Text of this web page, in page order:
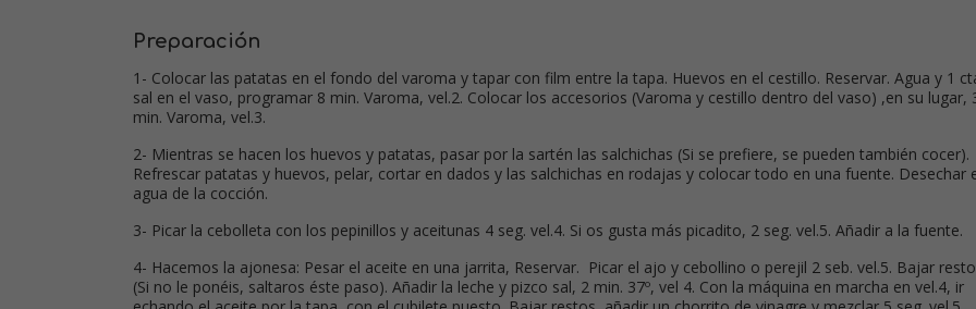
Preparación
1- Colocar las patatas en el fondo del varoma y tapar con film entre la tapa. Huevos en el cestillo. Reservar. Agua y 1
sal en el vaso, programar 8 min. Varoma, vel.2. Colocar los accesorios (Varoma y cestillo dentro del vaso) ,en su lugar,
min. Varoma, vel.3.
2- Mientras se hacen los huevos y patatas, pasar por la sartén las salchichas (Si se prefiere, se pueden también cocer).
Refrescar patatas y huevos, pelar, cortar en dados y las salchichas en rodajas y colocar todo en una fuente. Desechar
agua de la cocción.
3- Picar la cebolleta con los pepinillos y aceitunas 4 seg. vel.4. Si os gusta más picadito, 2 seg. vel.5. Añadir a la fuente.
4- Hacemos la ajonesa: Pesar el aceite en una jarrita, Reservar. Picar el ajo y cebollino o perejil 2 seb. vel.5. Bajar
(Si no le ponéis, saltaros éste paso). Añadir la leche y pizco sal, 2 min. 37º, vel 4. Con la máquina en marcha en vel.4, ir